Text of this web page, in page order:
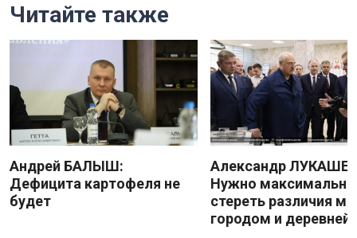
Читайте также
Андрей БАЛЫШ:
Дефицита картофеля не
будет
Александр
Нужно максимально
стереть различия
городом и деревней